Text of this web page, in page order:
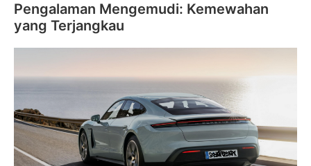
Pengalaman Mengemudi: Kemewahan
yang Terjangkau